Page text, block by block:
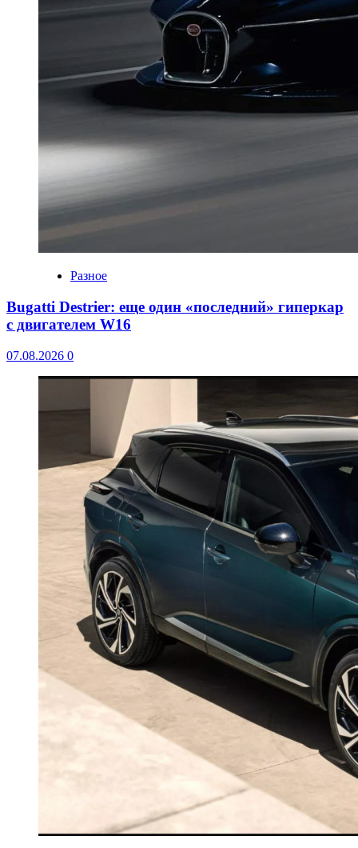
Разное
Bugatti Destrier: еще один «последний» гиперкар
с двигателем W16
07.08.2026 0